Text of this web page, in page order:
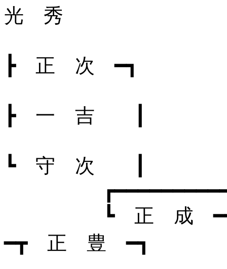
光 秀
┣ 正 次 ━┓
┣ 一 吉 ┃
┗ 守 次 ┃
┗ 正 成
━┳ 正 豊 ━┓